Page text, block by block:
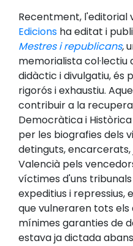
Recentment, l'editorial
Edicions ha editat i
Mestres i republicans,
memorialista
didàctic i divulgatiu, és
rigorós i exhaustiu.
contribuir a la
Democràtica i
per les biografies dels
detinguts,
Valencià pels
víctimes d'uns
expeditius i
que vulneraren tots
mínimes garanties de
estava ja dictada